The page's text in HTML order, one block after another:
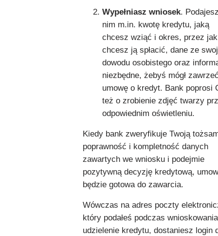
Wypełniasz wniosek.
nim m.in. kwotę kredytu, jaką
chcesz wziąć i okres, przez
chcesz ją spłacić, dane ze
dowodu osobistego oraz
niezbędne, żebyś mógł
umowę o kredyt. Bank poprosi
też o zrobienie zdjęć twarzy
odpowiednim oświetleniu.
Kiedy bank zweryfikuje Twoją
poprawność i kompletność danych
zawartych we wniosku i podejmie
pozytywną decyzję kredytową,
będzie gotowa do zawarcia.
Wówczas na adres poczty
który podałeś podczas
udzielenie kredytu, dostaniesz login